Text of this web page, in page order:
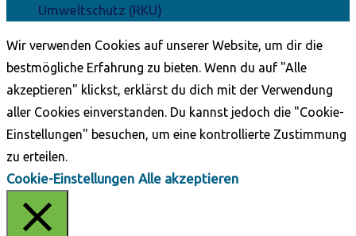
Umweltschutz (RKU)
Wir verwenden Cookies auf unserer Website, um dir die
bestmögliche Erfahrung zu bieten. Wenn du auf "Alle
akzeptieren" klickst, erklärst du dich mit der Verwendung
aller Cookies einverstanden. Du kannst jedoch die "Cookie-
Einstellungen" besuchen, um eine kontrollierte Zustimmung
zu erteilen.
Cookie-Einstellungen Alle akzeptieren